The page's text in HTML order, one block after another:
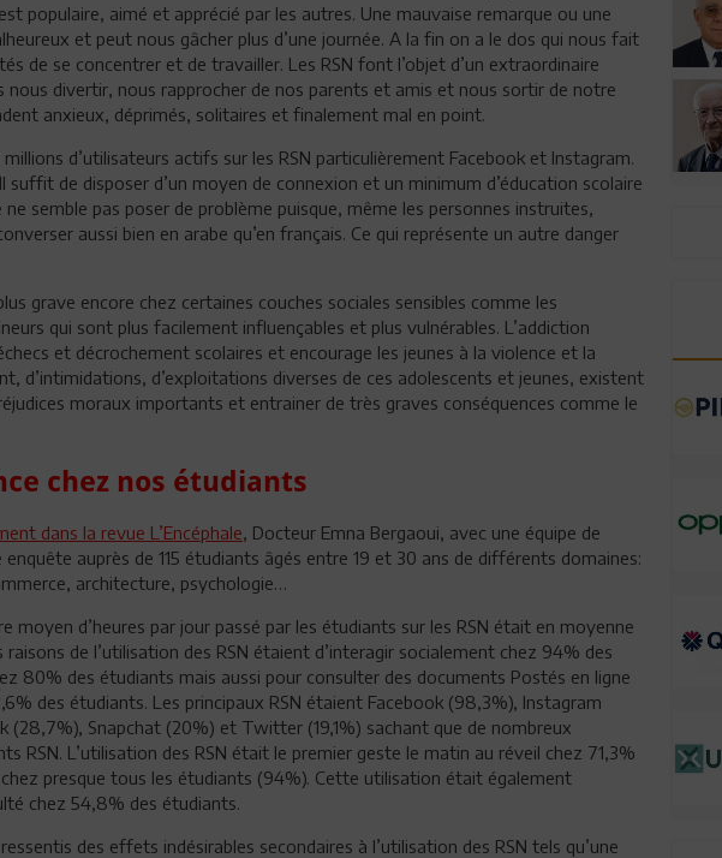
populaire, aimé et apprécié par les autres. Une mauvaise remarque ou une
et peut nous gâcher plus d’une journée. A la fin on a le dos qui nous fait
de se concentrer et de travailler. Les RSN font l’objet d’un extraordinaire
nous divertir, nous rapprocher de nos parents et amis et nous sortir de notre
anxieux, déprimés, solitaires et finalement mal en point.
d’utilisateurs actifs sur les RSN particulièrement Facebook et Instagram.
suffit de disposer d’un moyen de connexion et un minimum d’éducation scolaire
ne semble pas poser de problème puisque, même les personnes instruites,
aussi bien en arabe qu’en français. Ce qui représente un autre danger
grave encore chez certaines couches sociales sensibles comme les
qui sont plus facilement influençables et plus vulnérables. L’addiction
et décrochement scolaires et encourage les jeunes à la violence et la
d’intimidations, d’exploitations diverses de ces adolescents et jeunes, existent
moraux importants et entrainer de très graves conséquences comme le
chez nos étudiants
dans la revue L’Encéphale, Docteur Emna Bergaoui, avec une équipe de
auprès de 115 étudiants âgés entre 19 et 30 ans de différents domaines:
architecture, psychologie…
moyen d’heures par jour passé par les étudiants sur les RSN était en moyenne
de l’utilisation des RSN étaient d’interagir socialement chez 94% des
80% des étudiants mais aussi pour consulter des documents Postés en ligne
des étudiants. Les principaux RSN étaient Facebook (98,3%), Instagram
Snapchat (20%) et Twitter (19,1%) sachant que de nombreux
RSN. L’utilisation des RSN était le premier geste le matin au réveil chez 71,3%
presque tous les étudiants (94%). Cette utilisation était également
chez 54,8% des étudiants.
des effets indésirables secondaires à l’utilisation des RSN tels qu’une